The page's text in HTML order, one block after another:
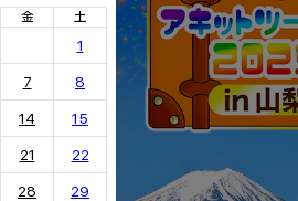
金
土
1
7 8
14 15
21 22
28 29